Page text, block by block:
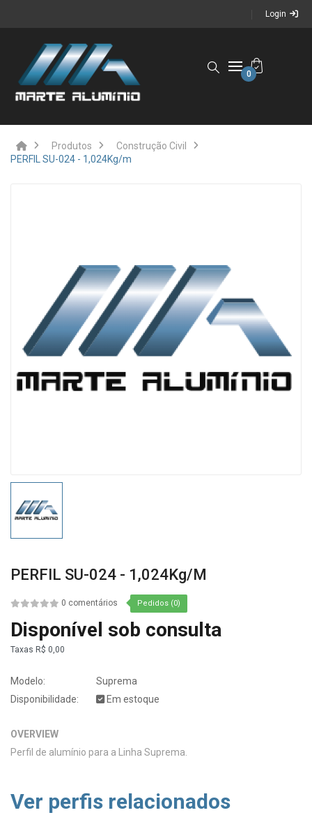
Login
0
Produtos
Construção Civil
PERFIL SU-024 - 1,024Kg/m
PERFIL SU-024 - 1,024Kg/m
0 comentários Pedidos (0)
Disponível sob consulta
Taxas R$ 0,00
Modelo:
Suprema
Disponibilidade:
Em estoque
OVERVIEW
Perfil de alumínio para a Linha Suprema.
Ver perfis relacionados